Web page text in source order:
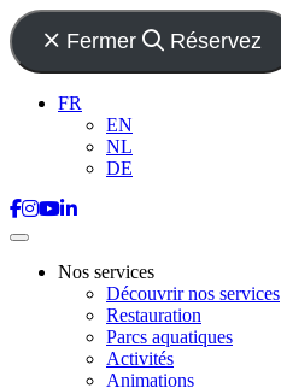
Fermer Réservez
FR
EN
NL
DE
Nos services
Découvrir nos services
Restauration
Parcs aquatiques
Activités
Animations